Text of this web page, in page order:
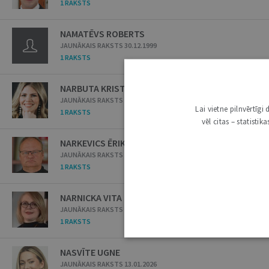
1 RAKSTS
NAMATĒVS ROBERTS
JAUNĀKAIS RAKSTS 30.12.1999
1 RAKSTS
NARBUTA KRISTA
JAUNĀKAIS RAKSTS 02.09.2025
1 RAKSTS
NARKEVICS ĒRIKS
JAUNĀKAIS RAKSTS 14.04.2026
1 RAKSTS
NARNICKA VITA
JAUNĀKAIS RAKSTS 26.11.2024
1 RAKSTS
NASVĪTE UGNE
JAUNĀKAIS RAKSTS 13.01.2026
Lai vietne pilnvērtīgi
vēl citas –